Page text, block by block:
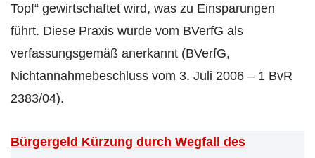
Topf“ gewirtschaftet wird, was zu Einsparungen
führt. Diese Praxis wurde vom BVerfG als
verfassungsgemäß anerkannt (BVerfG,
Nichtannahmebeschluss vom 3. Juli 2006 – 1 BvR
2383/04).
Bürgergeld Kürzung durch Wegfall des